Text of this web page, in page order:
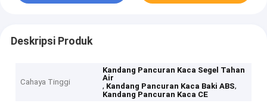
Deskripsi Produk
Cahaya Tinggi
Kandang Pancuran Kaca Segel Tahan
Air
, Kandang Pancuran Kaca Baki ABS,
Kandang Pancuran Kaca CE